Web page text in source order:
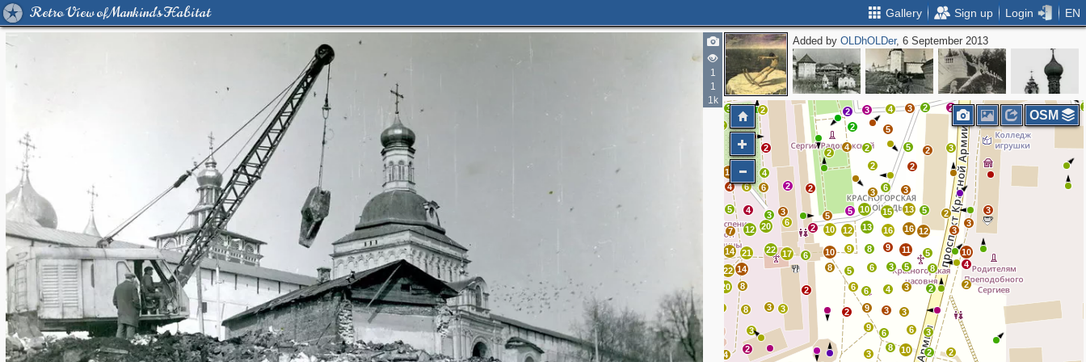
Retro View of Mankind's Habitat Gallery Sign up Login EN
1
1
1k
Added byOLDhOLDer, 6 September 2013
9
8
3
4
2 10
8
2
2
3
6
2
3
3
2
2
2
2
2
3
3
2
4
4 3 2
3
2
2
5
5
2
2
2
4
2
10
3 6
3
13
15
16
5
12
2 3
10
3
3
4
2
3
5
8
11
5
16
9
8
6
3
4
6
5
6
9
9
3
3
6
3
2
2
3
3
3
8
8
20
5
22 14
22
21
14
12
17
20 6
3 3
6
8
10 9
10
5
12
13
5
2
2
2
6
4
6
2
11
2
4
5 4
7
12
2
3
3
2
2 2 3
2
3
2
4
3
OSM